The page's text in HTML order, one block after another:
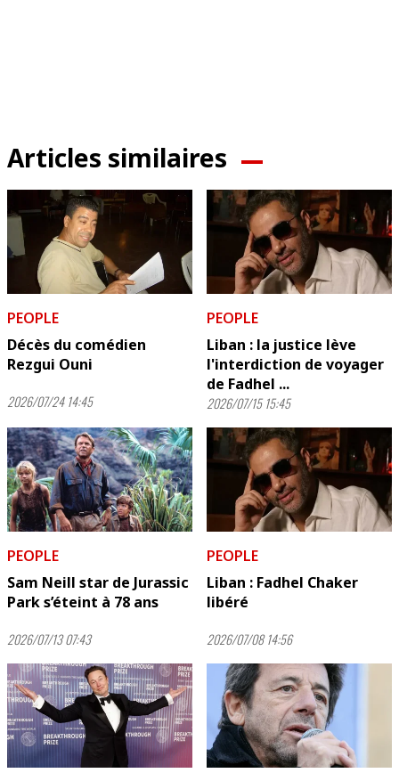
Articles similaires
PEOPLE
Décès du comédien
Rezgui Ouni
2026/07/24 14:45
PEOPLE
Liban : la justice lève
l'interdiction de voyager
de Fadhel ...
2026/07/15 15:45
PEOPLE
Sam Neill star de Jurassic
Park s’éteint à 78 ans
2026/07/13 07:43
PEOPLE
Liban : Fadhel Chaker
libéré
2026/07/08 14:56